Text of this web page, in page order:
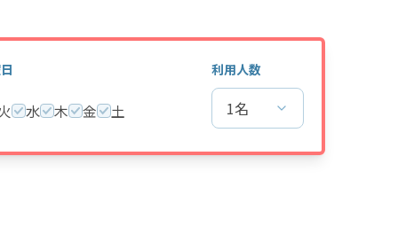
水 木 金 土
利用人数
1名